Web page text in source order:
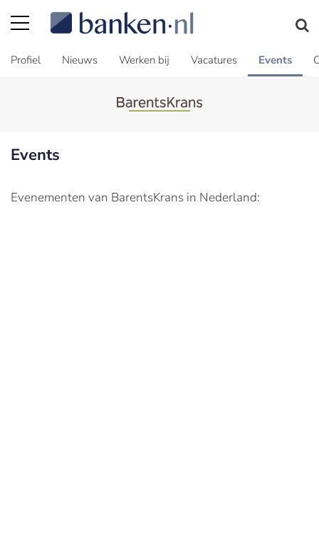
Profiel Nieuws Werken bij Vacatures Events
Events
Evenementen van BarentsKrans in Nederland: